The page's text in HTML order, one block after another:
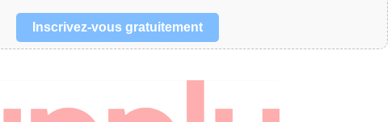
INTEGRATION
FORMATION
Inscrivez-vous gratuitement